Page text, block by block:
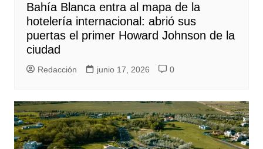
Bahía Blanca entra al mapa de la
hotelería internacional: abrió sus
puertas el primer Howard Johnson de la
ciudad
Redacción junio 17, 2026 0